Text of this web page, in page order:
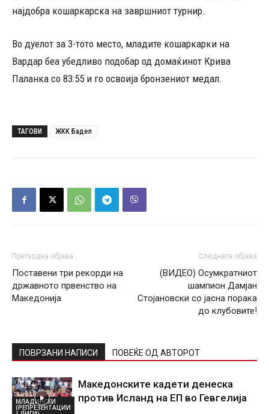
најдобра кошаркарска на завршниот турнир.
Во дуелот за 3-тото место, младите кошаркарки на
Вардар беа убедливо подобар од домаќинот Крива
Паланка со 83:55 и го освоија бронзениот медал.
ТАГОВИ ЖКК Бадел
Претходна објава
Поставени три рекорди на
државното првенство на
Македонија
Следната објава
(ВИДЕО) Осумкратниот
шампион Дамјан
Стојановски со јасна порака
до клубовите!
ПОВРЗАНИ НАПИСИ ПОВЕЌЕ ОД АВТОРОТ
МЛАДИНСКИ
(РЕПРЕЗЕНТАЦИИ
Македонските кадети денеска
против Исланд на ЕП во Гевгелија